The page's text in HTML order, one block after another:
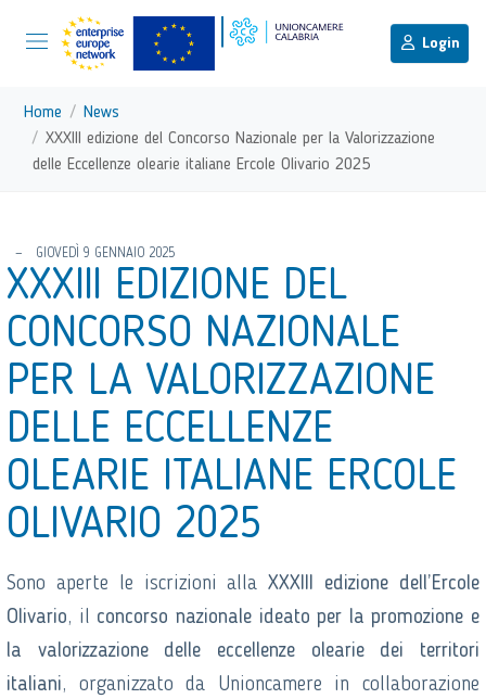
Vai ai contenuti
Login
torna al menu di scelta rapida
Menu di navigazione principale
Home
News
XXXIII edizione del Concorso Nazionale per la Valorizzazione
delle Eccellenze olearie italiane Ercole Olivario 2025
GIOVEDÌ 9 GENNAIO 2025
XXXIII EDIZIONE DEL
CONCORSO NAZIONALE
PER LA VALORIZZAZIONE
DELLE ECCELLENZE
OLEARIE ITALIANE ERCOLE
OLIVARIO 2025
Sono aperte le iscrizioni allaXXXIII edizione dell’Ercole
Olivario, il concorso nazionale ideato per la promozione e
la valorizzazione delle eccellenze olearie dei territori
italiani, organizzato da Unioncamere in collaborazione